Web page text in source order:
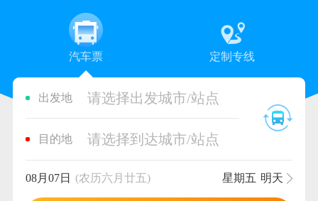
汽车票 定制专线
出发地 请选择出发城市/站点
目的地 请选择到达城市/站点
08月07日 (农历六月廿五) 星期五 明天